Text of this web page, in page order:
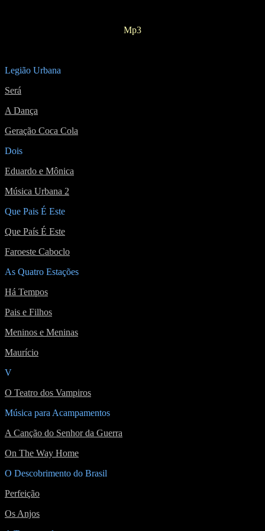
Mp3
Legião Urbana
Será
A Dança
Geração Coca Cola
Dois
Eduardo e Mônica
Música Urbana 2
Que Pais É Este
Que País É Este
Faroeste Caboclo
As Quatro Estações
Há Tempos
Pais e Filhos
Meninos e Meninas
Maurício
V
O Teatro dos Vampiros
Música para Acampamentos
A Canção do Senhor da Guerra
On The Way Home
O Descobrimento do Brasil
Perfeição
Os Anjos